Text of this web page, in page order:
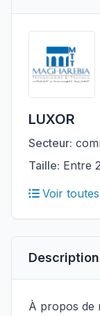
LUXOR
Secteur:
Taille: Entre
Voir
À propos de